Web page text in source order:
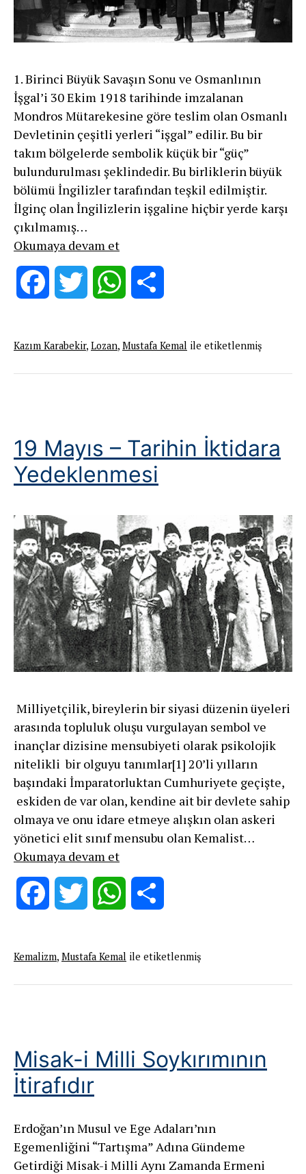
1. Birinci Büyük Savaşın Sonu ve Osmanlının
İşgal’i 30 Ekim 1918 tarihinde imzalanan
Mondros Mütarekesine göre teslim olan Osmanlı
Devletinin çeşitli yerleri “işgal” edilir. Bu bir
takım bölgelerde sembolik küçük bir “güç”
bulundurulması şeklindedir. Bu birliklerin büyük
bölümü İngilizler tarafından teşkil edilmiştir.
İlginç olan İngilizlerin işgaline hiçbir yerde karşı
çıkılmamış…
Okumaya devam etLozan:
Kolonyalizmin
Boğaz’a
bir
kısa
hikayesi
Facebook Twitter WhatsApp
Kazım Karabekir, Lozan, Mustafa Kemal ile etiketlenmiş
19 Mayıs – Tarihin İktidara
Yedeklenmesi
Milliyetçilik, bireylerin bir siyasi düzenin üyeleri
arasında topluluk oluşu vurgulayan sembol ve
inançlar dizisine mensubiyeti olarak psikolojik
nitelikli bir olguyu tanımlar[1] 20’li yılların
başındaki İmparatorluktan Cumhuriyete geçişte,
eskiden de var olan, kendine ait bir devlete sahip
olmaya ve onu idare etmeye alışkın olan askeri
yönetici elit sınıf mensubu olan Kemalist…
Okumaya devam et19
Mayıs
–
Tarihin
Facebook Twitter WhatsApp
Kemalizm, Mustafa Kemal ile etiketlenmiş
Misak-i Milli Soykırımının
İtirafıdır
Erdoğan’ın Musul ve Ege Adaları’nın
Egemenliğini “Tartışma” Adına Gündeme
Getirdiği Misak-i Milli Aynı Zamanda Ermeni